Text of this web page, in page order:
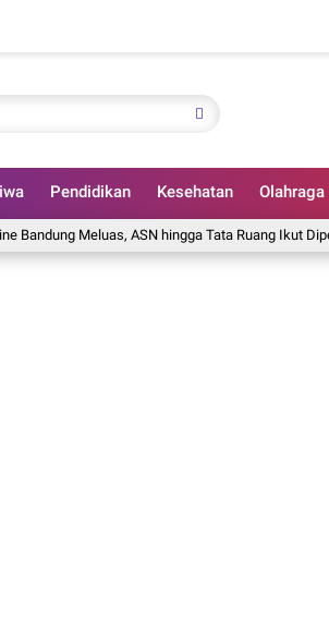
Pendidikan Kesehatan Olahraga
Meluas, ASN hingga Tata Ruang Ikut Diperiksa